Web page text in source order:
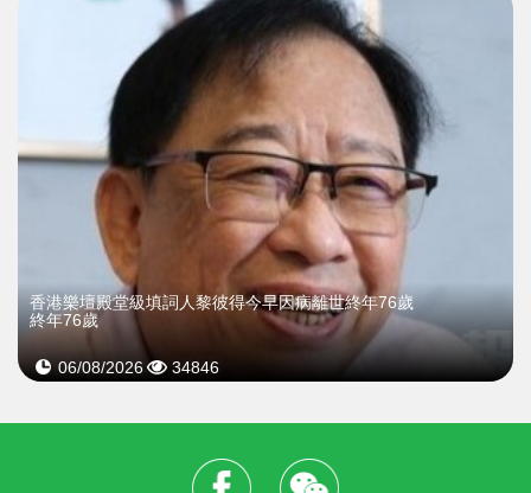
​香港樂壇殿堂級填詞人黎彼得今早因病離世終年76歲
終年76歲
06/08/2026 34846